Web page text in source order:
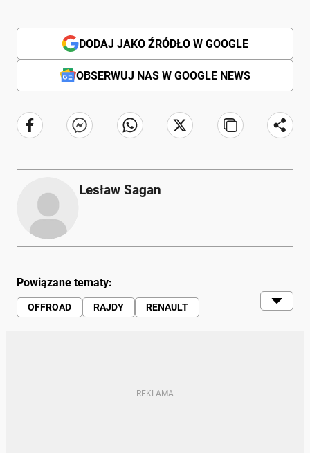
DODAJ JAKO ŹRÓDŁO W GOOGLE
OBSERWUJ NAS W GOOGLE NEWS
Lesław Sagan
Powiązane tematy:
OFFROAD RAJDY
RENAULT